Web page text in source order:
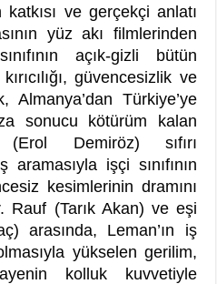
ve gerçekçi anlatı
yüz akı filmlerinden
açık-gizli bütün
güvencesizlik ve
Almanya’dan Türkiye’ye
sonucu kötürüm kalan
(Erol Demiröz) sıfırı
işçi sınıfının
kesimlerinin dramını
Rauf (Tarık Akan) ve eşi
arasında, Leman’ın iş
yükselen gerilim,
kolluk kuvvetiyle